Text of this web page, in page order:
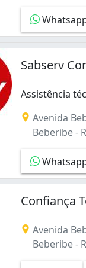
Sabserv
Assistência
Avenida
Beberibe -
Confiança
Avenida
Beberibe -